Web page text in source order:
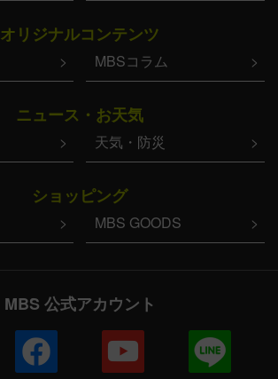
オリジナルコンテンツ
MBSコラム
ニュース・お天気
天気・防災
ショッピング
MBS GOODS
MBS 公式アカウント